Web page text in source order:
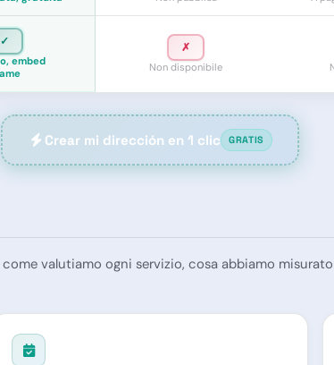
✓
embed
✗
Non disponibile
Crear mi dirección en 1 clic GRATIS
valutiamo ogni servizio, cosa abbiamo